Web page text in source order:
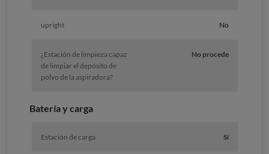
upright No
¿Estación de limpieza capaz
de limpiar el depósito de
polvo de la aspiradora?
No procede
Batería y carga
Estación de carga Sí